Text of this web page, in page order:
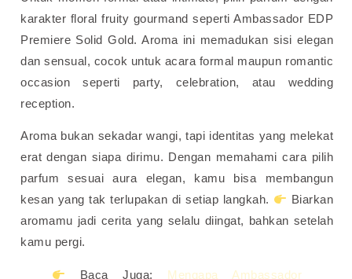
karakter floral fruity gourmand seperti Ambassador EDP
Premiere Solid Gold. Aroma ini memadukan sisi elegan
dan sensual, cocok untuk acara formal maupun romantic
occasion seperti party, celebration, atau wedding
reception.
Aroma bukan sekadar wangi, tapi identitas yang melekat
erat dengan siapa dirimu. Dengan memahami cara pilih
parfum sesuai aura elegan, kamu bisa membangun
kesan yang tak terlupakan di setiap langkah.
Biarkan
aromamu jadi cerita yang selalu diingat, bahkan setelah
kamu pergi.
Baca Juga: Mengapa Ambassador